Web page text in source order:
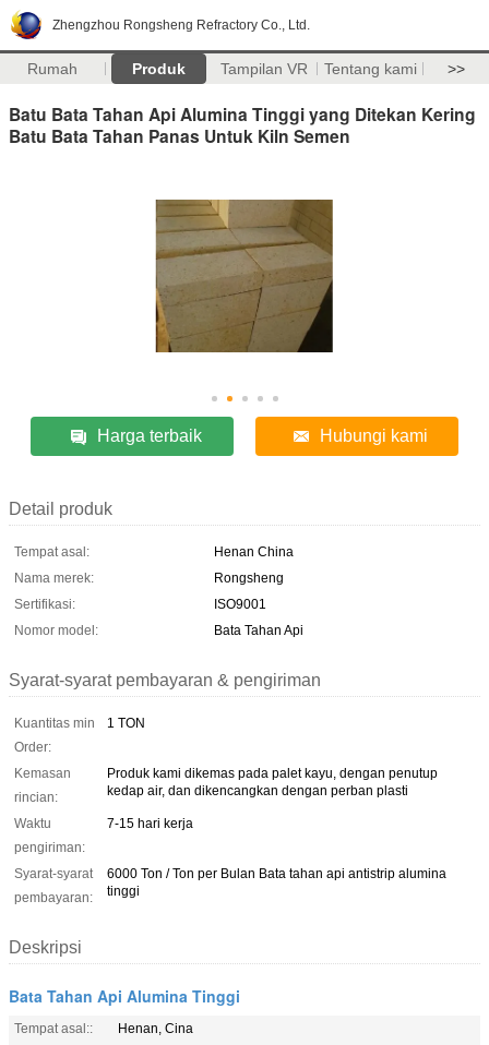
Zhengzhou Rongsheng Refractory Co., Ltd.
Rumah Produk Tampilan VR Tentang kami >>
Batu Bata Tahan Api Alumina Tinggi yang Ditekan Kering
Batu Bata Tahan Panas Untuk Kiln Semen
Harga terbaik Hubungi kami
Detail produk
Tempat asal:
Henan China
Nama merek:
Rongsheng
Sertifikasi:
ISO9001
Nomor model:
Bata Tahan Api
Syarat-syarat pembayaran & pengiriman
Kuantitas min
Order:
1 TON
Kemasan
rincian:
Produk kami dikemas pada palet kayu, dengan penutup
kedap air, dan dikencangkan dengan perban plasti
Waktu
pengiriman:
7-15 hari kerja
Syarat-syarat
pembayaran:
6000 Ton / Ton per Bulan Bata tahan api antistrip alumina
tinggi
Deskripsi
Bata Tahan Api Alumina Tinggi
Tempat asal::
Henan, Cina